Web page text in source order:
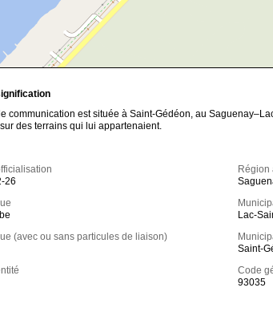
communication est située à Saint-Gédéon, au
des terrains qui lui appartenaient.
26
(avec ou sans particules de liaison)
Région
Lac-
Saint-
Code
93035